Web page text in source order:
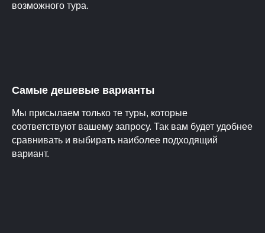
возможного тура.
Самые дешевые варианты
Мы присылаем только те туры, которые
соответствуют вашему запросу. Так вам будет удобнее
сравнивать и выбирать наиболее подходящий
вариант.